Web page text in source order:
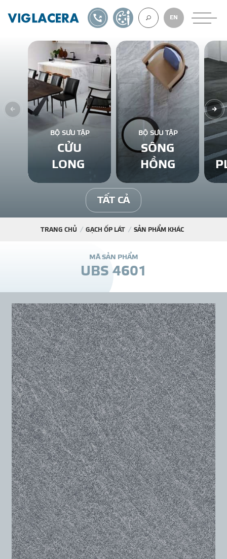
VỀ CHÚNG
GẠCH ỐP LÁT
BÊ TÔNG KHÍ
NGÓI LỢP
THƯ
TIN SỰ KIỆN
TIN CHUYÊN MÔN
LIÊN HỆ - TƯ
EN
1900561582TỰ THIẾT KẾ
BỘ SƯU TẬP
CỬU
LONG
BỘ SƯU TẬP
SÔNG
HỒNG
TẤT CẢ
TRANG CHỦ GẠCH ỐP LÁT SẢN PHẨM KHÁC
MÃ SẢN PHẨM
UBS 4601